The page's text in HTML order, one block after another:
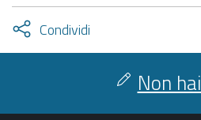
Condividi
Attiva
condividi
Non